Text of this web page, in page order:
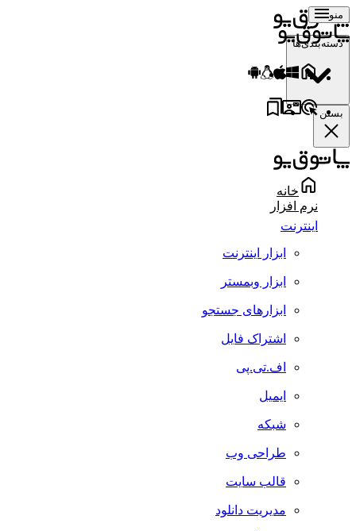
منو
دسته‌بندی‌ها
بستن
خانه
نرم افزار
اینترنت
ابزار اینترنت
ابزار وبمستر
ابزارهای جستجو
اشتراک فایل
اف.تی.پی
ایمیل
شبکه
طراحی وب
قالب سایت
مدیریت دانلود